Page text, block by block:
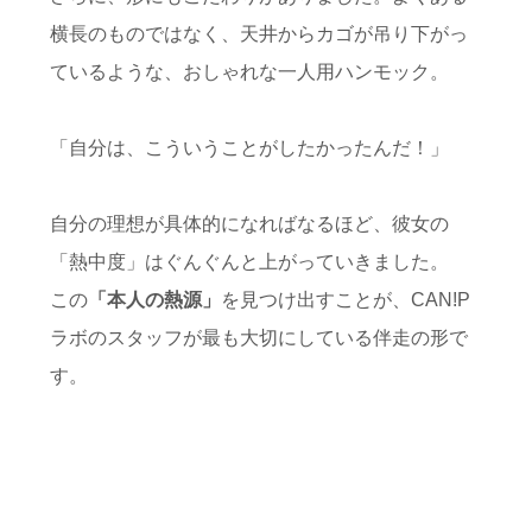
横長のものではなく、天井からカゴが吊り下がっ
ているような、おしゃれな一人用ハンモック。
「自分は、こういうことがしたかったんだ！」
自分の理想が具体的になればなるほど、彼女の
「熱中度」はぐんぐんと上がっていきました。
この 「本人の熱源」
を見つけ出すことが、CAN!P
ラボのスタッフが最も大切にしている伴走の形で
す。